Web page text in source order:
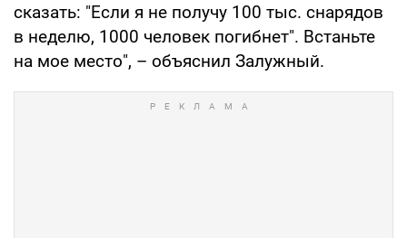
сказать: "Если я не получу 100 тыс. снарядов
в неделю, 1000 человек погибнет". Встаньте
на мое место", – объяснил Залужный.